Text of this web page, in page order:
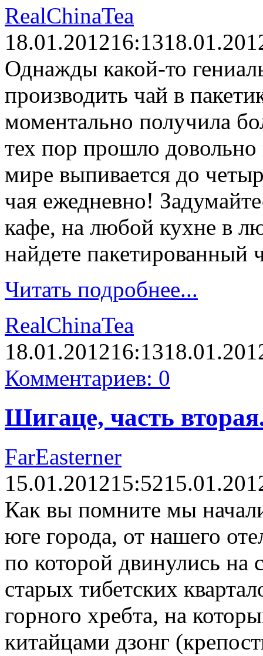
RealChinaTea
18.01.201216:13
Однажды какой-то
производить чай в
моментально получила
тех пор прошло
мире выпивается до
чая ежедневно!
кафе, на любой кухне в
найдете пакетированный
Читать подробнее...
RealChinaTea
18.01.201216:13
Комментариев: 0
Шигаце, часть
FarEasterner
15.01.201215:52
Как вы помните мы
юге города, от нашего
по которой двинулись на
старых тибетских
горного хребта, на
китайцами дзонг